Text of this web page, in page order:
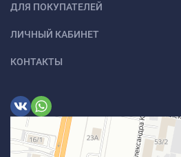
ДЛЯ ПОКУПАТЕЛЕЙ
ЛИЧНЫЙ КАБИНЕТ
КОНТАКТЫ